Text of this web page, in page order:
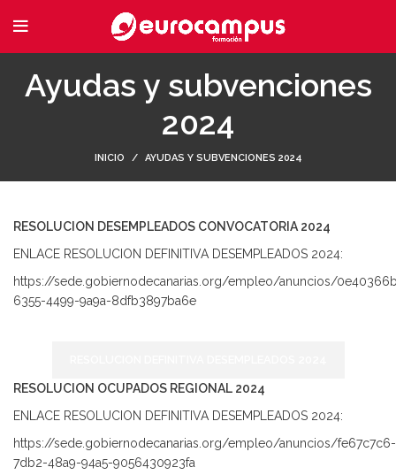
Ayudas y subvenciones
2024
INICIO AYUDAS Y SUBVENCIONES 2024
RESOLUCION DESEMPLEADOS CONVOCATORIA 2024
ENLACE RESOLUCION DEFINITIVA DESEMPLEADOS 2024:
https://sede.gobiernodecanarias.org/empleo/anuncios/
6355-4499-9a9a-8dfb3897ba6e
RESOLUCION OCUPADOS REGIONAL 2024
ENLACE RESOLUCION DEFINITIVA DESEMPLEADOS 2024:
https://sede.gobiernodecanarias.org/empleo/anuncios/fe67c7c6-
7db2-48a9-94a5-9056430923fa